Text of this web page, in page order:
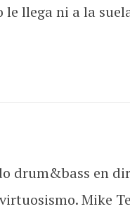
llega ni a la
drum&bass en
Mike